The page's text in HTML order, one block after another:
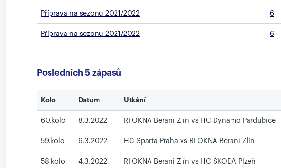
Příprava na sezonu 2021/2022 6
Příprava na sezonu 2021/2022 6
Posledních 5 zápasů
Kolo Datum Utkání
60.kolo 8.3.2022 RI OKNA Berani Zlín vs HC Dynamo Pardubice
59.kolo 6.3.2022 HC Sparta Praha vs RI OKNA Berani Zlín
58.kolo 4.3.2022 RI OKNA Berani Zlín vs HC ŠKODA Plzeň